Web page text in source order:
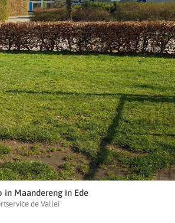
in Maandereng in Ede
de Vallei